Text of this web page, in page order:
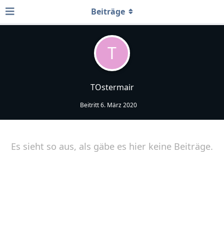
T
TOstermair
Beitritt6. März 2020
Beiträge
Es sieht so aus, als gäbe es hier keine Beiträge.